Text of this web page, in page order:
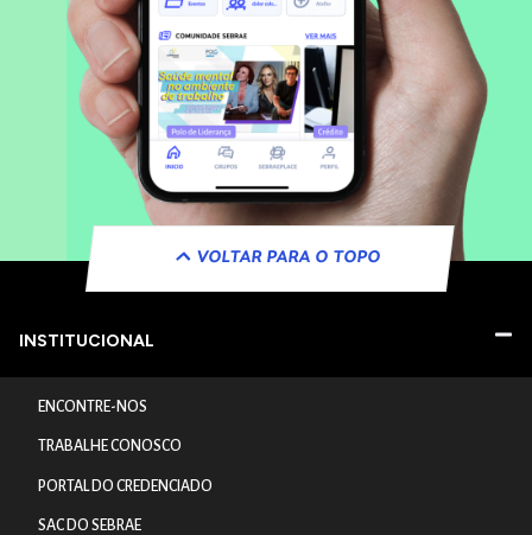
VOLTAR PARA O TOPO
INSTITUCIONAL
ENCONTRE-NOS
TRABALHE CONOSCO
PORTAL DO CREDENCIADO
SAC DO SEBRAE